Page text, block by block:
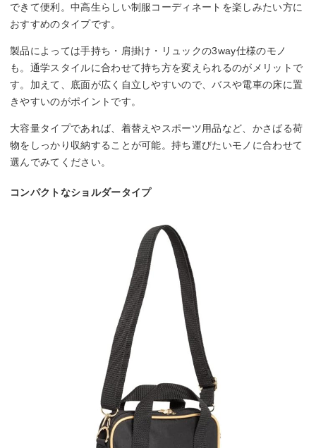
できて便利。中高生らしい制服コーディネートを楽しみたい方に
おすすめのタイプです。
製品によっては手持ち・肩掛け・リュックの3way仕様のモノ
も。通学スタイルに合わせて持ち方を変えられるのがメリットで
す。加えて、底面が広く自立しやすいので、バスや電車の床に置
きやすいのがポイントです。
大容量タイプであれば、着替えやスポーツ用品など、かさばる荷
物をしっかり収納することが可能。持ち運びたいモノに合わせて
選んでみてください。
コンパクトなショルダータイプ